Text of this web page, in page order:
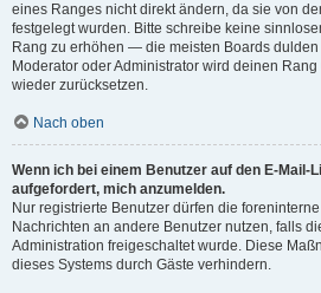
eines Ranges nicht direkt ändern, da sie von
festgelegt wurden. Bitte schreibe keine
Rang zu erhöhen — die meisten Boards
Moderator oder Administrator wird deinen
wieder zurücksetzen.
Nach oben
Wenn ich bei einem Benutzer auf den E-Mail-
aufgefordert, mich anzumelden.
Nur registrierte Benutzer dürfen die
Nachrichten an andere Benutzer nutzen, falls
Administration freigeschaltet wurde. Diese
dieses Systems durch Gäste verhindern.